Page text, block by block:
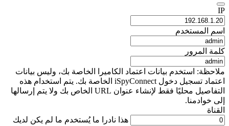
IP
اسم المستخدم
كلمة المرور
ملاحظة: استخدم بيانات اعتماد الكاميرا الخاصة بك، وليس بيانات
اعتماد تسجيل دخول iSpyConnect الخاصة بك. يتم استخدام هذه
التفاصيل محليًا فقط لإنشاء عنوان URL الخاص بك ولا يتم إرسالها
إلى خوادمنا.
القناة
هذا نادرا ما يُستخدم ما لم يكن لديك